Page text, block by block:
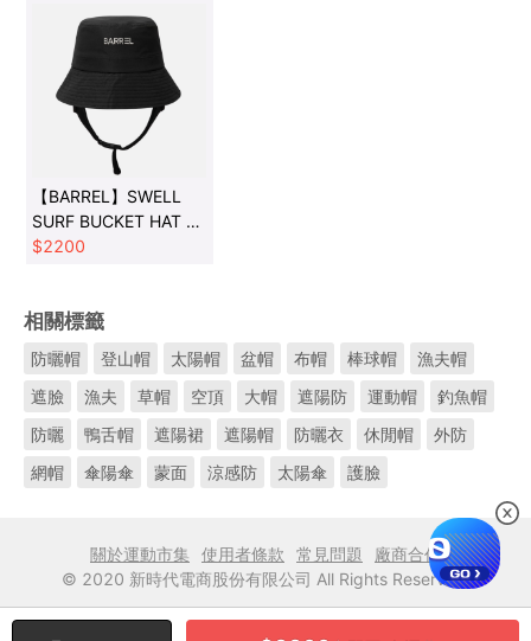
【BARREL】SWELL
SURF BUCKET HAT 浪
花漁夫帽 #BLACK
$2200
相關標籤
防曬帽 登山帽 太陽帽 盆帽 布帽 棒球帽
漁夫帽
遮臉
漁夫 草帽 空頂 大帽 遮陽防 運動帽
釣魚帽
防曬
鴨舌帽 遮陽裙 遮陽帽 防曬衣 休閒帽
外防
網帽
傘陽傘 蒙面 涼感防 太陽傘 護臉
關於運動市集 使用者條款 常見問題
廠商合作
© 2020 新時代電商股份有限公司 All Rights Reserved.